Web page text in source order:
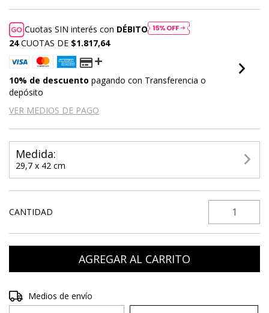
Cuotas SIN interés con DÉBITO
24 CUOTAS DE $1.817,64
10% de descuento pagando con Transferencia o
depósito
VER MEDIOS DE PAGO
Medida:
29,7 x 42 cm
CANTIDAD
Entregas para el CP:
Medios de envío